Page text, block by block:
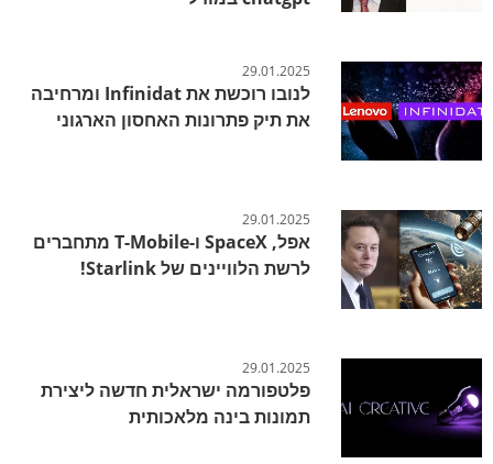
29.01.2025
לנובו רוכשת את Infinidat ומרחיבה
את תיק פתרונות האחסון הארגוני
29.01.2025
אפל, SpaceX ו-T-Mobile מתחברים
לרשת הלוויינים של Starlink!
29.01.2025
פלטפורמה ישראלית חדשה ליצירת
תמונות בינה מלאכותית